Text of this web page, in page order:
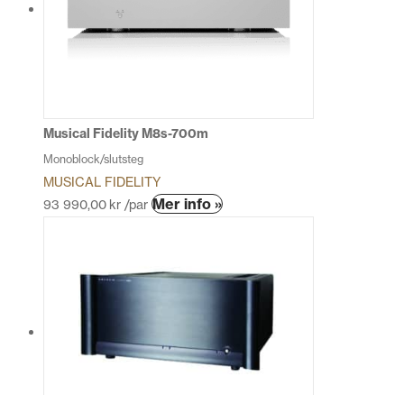
Musical Fidelity M8s-700m
Monoblock/slutsteg
MUSICAL FIDELITY
93 990,00 kr /par Mer info »Den
flera
olika
alternativen